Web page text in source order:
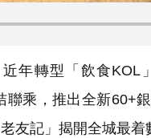
年轉型「飲食
聯乘，推出全新60+
友記」揭開全城最着